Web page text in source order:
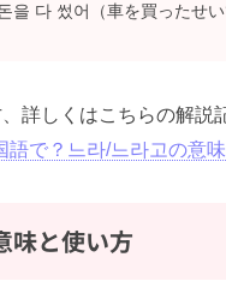
을 다 썼어（車を買ったせ
詳しくはこちらの解説
語で？느라/느라고の意
味と使い方